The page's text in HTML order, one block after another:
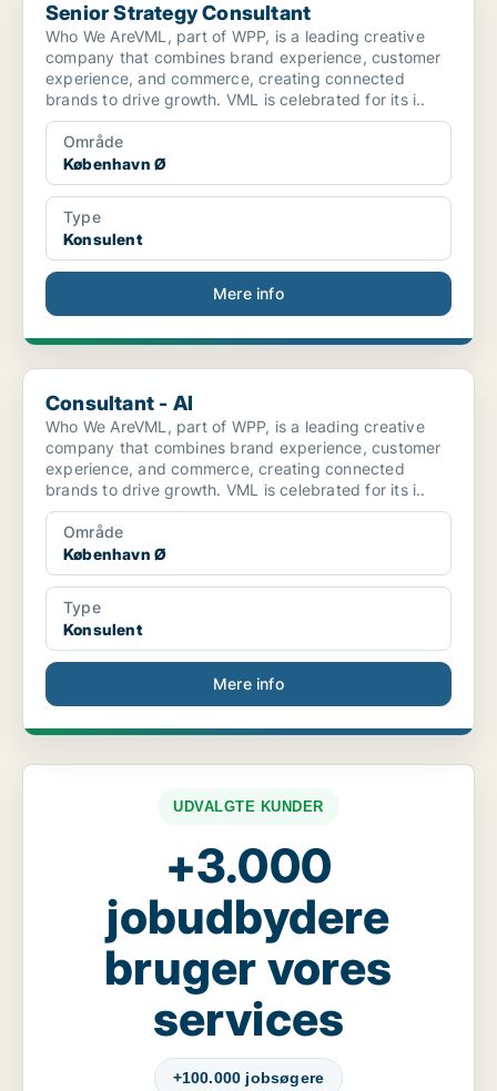
Senior Strategy Consultant
Who We AreVML, part of WPP, is a leading creative
company that combines brand experience, customer
experience, and commerce, creating connected
brands to drive growth. VML is celebrated for its i..
Område
København Ø
Type
Konsulent
Mere info
Consultant - AI
Consultant - AI
Who We AreVML, part of WPP, is a leading creative
company that combines brand experience, customer
experience, and commerce, creating connected
brands to drive growth. VML is celebrated for its i..
Område
København Ø
Type
Konsulent
Mere info
UDVALGTE KUNDER
+3.000
jobudbydere
bruger vores
services
+100.000 jobsøgere